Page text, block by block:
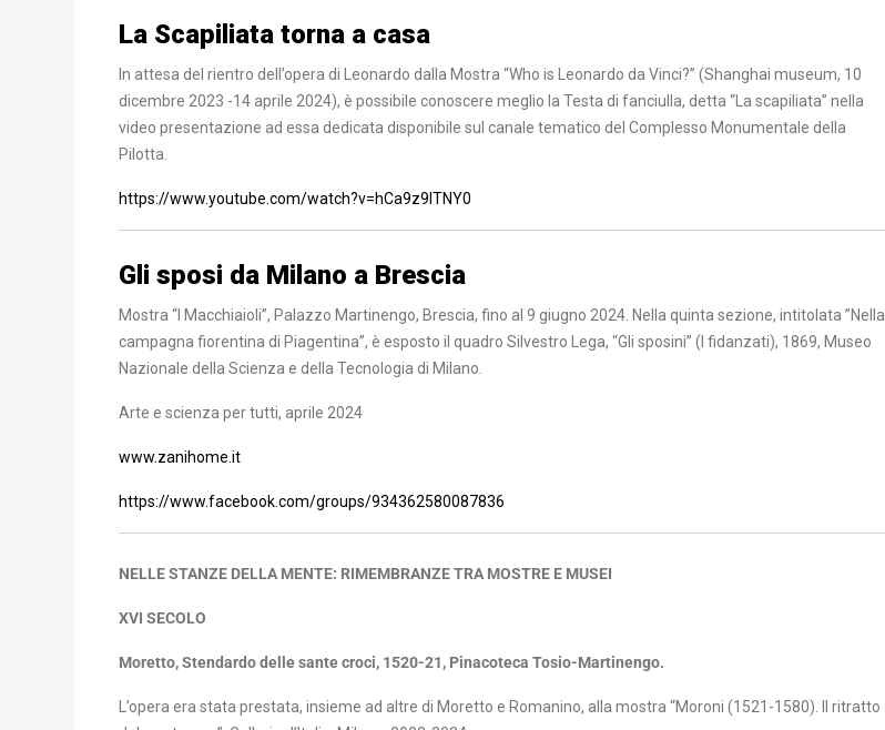
La Scapiliata torna a casa
In attesa del rientro dell’opera di Leonardo dalla Mostra “Who is Leonardo da Vinci?” (Shanghai museum, 10
dicembre 2023 -14 aprile 2024), è possibile conoscere meglio la Testa di fanciulla, detta “La scapiliata” nella
video presentazione ad essa dedicata disponibile sul canale tematico del Complesso Monumentale della
Pilotta.
https://www.youtube.com/watch?v=hCa9z9lTNY0
Gli sposi da Milano a Brescia
Mostra “I Macchiaioli”, Palazzo Martinengo, Brescia, fino al 9 giugno 2024. Nella quinta sezione, intitolata ”Nella
campagna fiorentina di Piagentina”, è esposto il quadro Silvestro Lega, “Gli sposini” (I fidanzati), 1869, Museo
Nazionale della Scienza e della Tecnologia di Milano.
Arte e scienza per tutti, aprile 2024
www.zanihome.it
https://www.facebook.com/groups/934362580087836
NELLE STANZE DELLA MENTE: RIMEMBRANZE TRA MOSTRE E MUSEI
XVI SECOLO
Moretto, Stendardo delle sante croci, 1520-21, Pinacoteca Tosio-Martinengo.
L’opera era stata prestata, insieme ad altre di Moretto e Romanino, alla mostra “Moroni (1521-1580). Il ritratto